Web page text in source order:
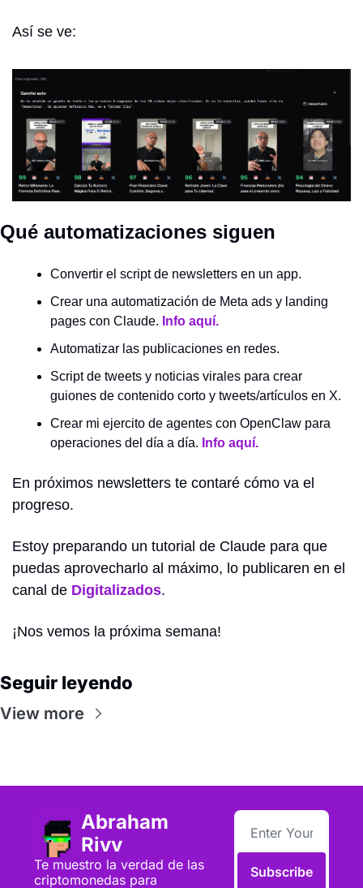
Así se ve:
Qué automatizaciones siguen
Convertir el script de newsletters en un app.
Crear una automatización de Meta ads y landing
pages con Claude. Info aquí.
Automatizar las publicaciones en redes.
Script de tweets y noticias virales para crear
guiones de contenido corto y tweets/artículos en X.
Crear mi ejercito de agentes con OpenClaw para
operaciones del día a día. Info aquí.
En próximos newsletters te contaré cómo va el
progreso.
Estoy preparando un tutorial de Claude para que
puedas aprovecharlo al máximo, lo publicaren en el
canal de Digitalizados.
¡Nos vemos la próxima semana!
Seguir leyendo
View more
Abraham
Rivv
Te muestro la verdad de las
criptomonedas para
Subscribe